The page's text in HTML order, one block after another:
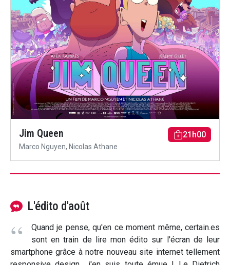
Jim Queen
Marco Nguyen, Nicolas Athane
21h00
L'édito d'août
Quand je pense, qu'en ce moment même, certain.es
sont en train de lire mon édito sur l'écran de leur
smartphone grâce à notre nouveau site internet tellement